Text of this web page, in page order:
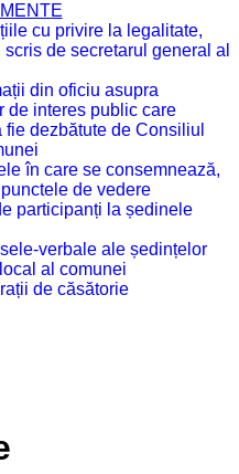
cu privire la legalitate,
de secretarul general al
din oficiu asupra
de interes public care
fie dezbătute de Consiliul
în care se consemnează,
de vedere
participanți la ședinele
verbale ale ședințelor
al comunei
de căsătorie